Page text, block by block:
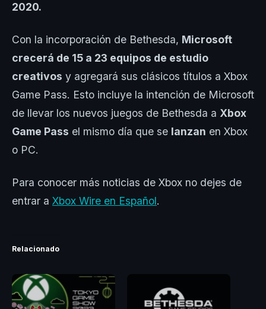
2020.
Con la incorporación de Bethesda, Microsoft
crecerá de 15 a 23 equipos de estudio
creativos y agregará sus clásicos títulos a Xbox
Game Pass. Esto incluye la intención de Microsoft
de llevar los nuevos juegos de Bethesda a Xbox
Game Pass el mismo día que se lanzan en Xbox
o PC.
Para conocer más noticias de Xbox no dejes de
entrar a Xbox Wire en Español.
Relacionado